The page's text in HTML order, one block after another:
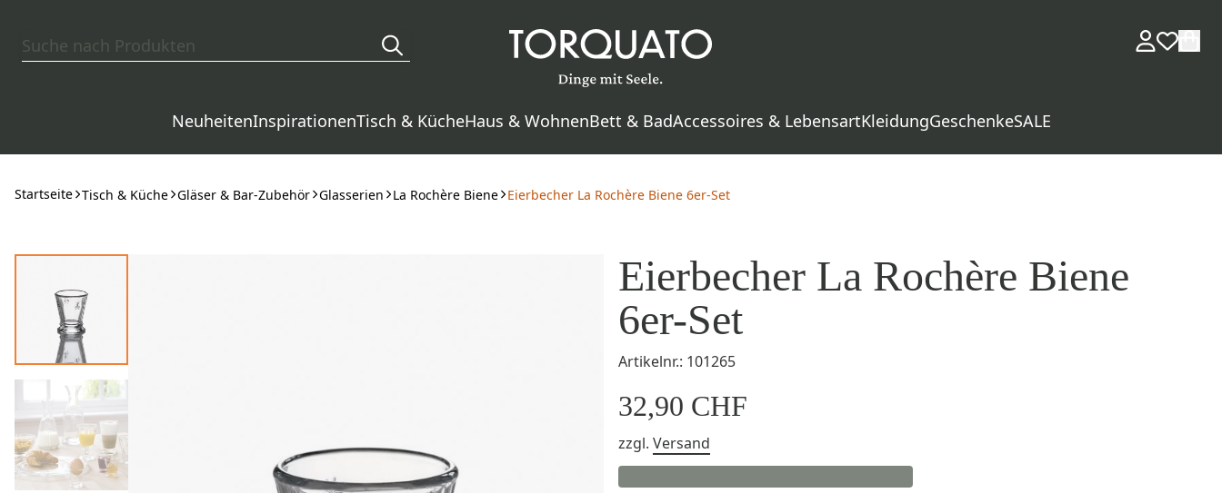
NeuheitenInspirationenTisch & KücheHaus & WohnenBett & BadAccessoires & LebensartKleidungGeschenkeSALE
Startseite Tisch & Küche Gläser & Bar-Zubehör Glasserien La Rochère Biene Eierbecher La Rochère Biene 6er-Set
Eierbecher La Rochère Biene
6er-Set
Artikelnr.: 101265
32,90 CHF
zzgl. Versand